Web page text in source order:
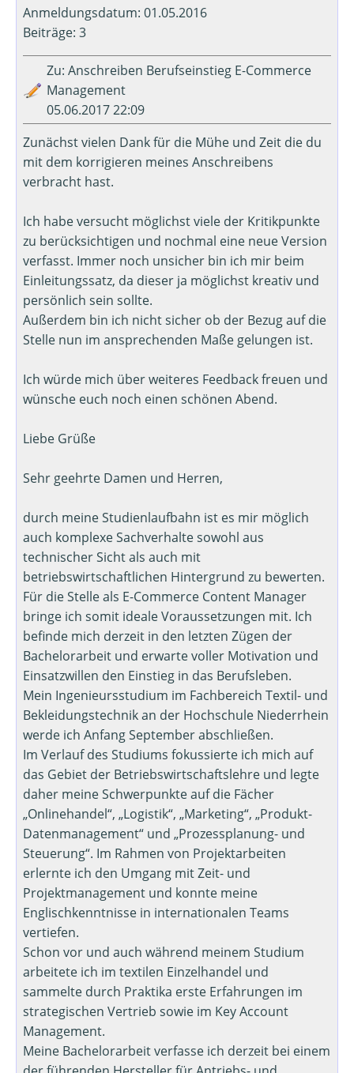
Anmeldungsdatum: 01.05.2016
Beiträge: 3
Zu: Anschreiben Berufseinstieg E-Commerce
Management
05.06.2017 22:09
Zunächst vielen Dank für die Mühe und Zeit die du
mit dem korrigieren meines Anschreibens
verbracht hast.
Ich habe versucht möglichst viele der Kritikpunkte
zu berücksichtigen und nochmal eine neue Version
verfasst. Immer noch unsicher bin ich mir beim
Einleitungssatz, da dieser ja möglichst kreativ und
persönlich sein sollte.
Außerdem bin ich nicht sicher ob der Bezug auf die
Stelle nun im ansprechenden Maße gelungen ist.
Ich würde mich über weiteres Feedback freuen und
wünsche euch noch einen schönen Abend.
Liebe Grüße
Sehr geehrte Damen und Herren,
durch meine Studienlaufbahn ist es mir möglich
auch komplexe Sachverhalte sowohl aus
technischer Sicht als auch mit
betriebswirtschaftlichen Hintergrund zu bewerten.
Für die Stelle als E-Commerce Content Manager
bringe ich somit ideale Voraussetzungen mit. Ich
befinde mich derzeit in den letzten Zügen der
Bachelorarbeit und erwarte voller Motivation und
Einsatzwillen den Einstieg in das Berufsleben.
Mein Ingenieursstudium im Fachbereich Textil- und
Bekleidungstechnik an der Hochschule Niederrhein
werde ich Anfang September abschließen.
Im Verlauf des Studiums fokussierte ich mich auf
das Gebiet der Betriebswirtschaftslehre und legte
daher meine Schwerpunkte auf die Fächer
„Onlinehandel“, „Logistik“, „Marketing“, „Produkt-
Datenmanagement“ und „Prozessplanung- und
Steuerung“. Im Rahmen von Projektarbeiten
erlernte ich den Umgang mit Zeit- und
Projektmanagement und konnte meine
Englischkenntnisse in internationalen Teams
vertiefen.
Schon vor und auch während meinem Studium
arbeitete ich im textilen Einzelhandel und
sammelte durch Praktika erste Erfahrungen im
strategischen Vertrieb sowie im Key Account
Management.
Meine Bachelorarbeit verfasse ich derzeit bei einem